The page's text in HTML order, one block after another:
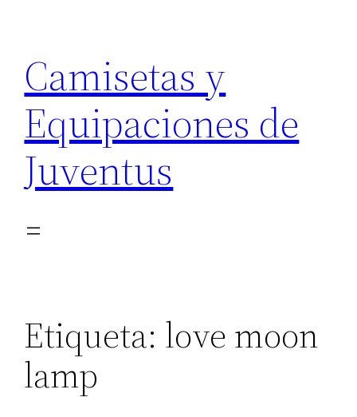
contenido
Camisetas y
Equipaciones de
Juventus
Etiqueta: love moon
lamp